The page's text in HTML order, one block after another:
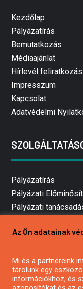
Kezdőlap
Pályázatírás
Bemutatkozás
Médiaajánlat
Hírlevél feliratkozás
Impresszum
Kapcsolat
Adatvédelmi
Pályázatírás
Pályázati
Pályázati
Mezőgazdasági
Pályázatírás civil
Pályázatírás
Az Ön adatainak
Mi és a partnereink
tárolunk egy
információkhoz, és